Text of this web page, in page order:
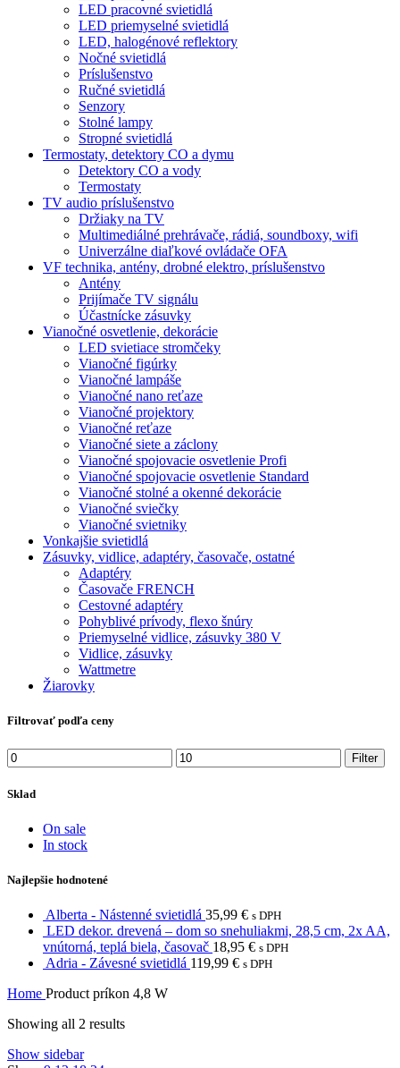
LED pracovné svietidlá
LED priemyselné svietidlá
LED, halogénové reflektory
Nočné svietidlá
Príslušenstvo
Ručné svietidlá
Senzory
Stolné lampy
Stropné svietidlá
Termostaty, detektory CO a dymu
Detektory CO a vody
Termostaty
TV audio príslušenstvo
Držiaky na TV
Multimediálné prehrávače, rádiá, soundboxy, wifi
Univerzálne diaľkové ovládače OFA
VF technika, antény, drobné elektro, príslušenstvo
Antény
Prijímače TV signálu
Účastnícke zásuvky
Vianočné osvetlenie, dekorácie
LED svietiace stromčeky
Vianočné figúrky
Vianočné lampáše
Vianočné nano reťaze
Vianočné projektory
Vianočné reťaze
Vianočné siete a záclony
Vianočné spojovacie osvetlenie Profi
Vianočné spojovacie osvetlenie Standard
Vianočné stolné a okenné dekorácie
Vianočné sviečky
Vianočné svietniky
Vonkajšie svietidlá
Zásuvky, vidlice, adaptéry, časovače, ostatné
Adaptéry
Časovače FRENCH
Cestovné adaptéry
Pohyblivé prívody, flexo šnúry
Priemyselné vidlice, zásuvky 380 V
Vidlice, zásuvky
Wattmetre
Žiarovky
Filtrovať podľa ceny
Min
price
Max
price
Filter
Sklad
On sale
In stock
Najlepšie hodnotené
Alberta - Nástenné svietidlá 35,99 € s DPH
LED dekor. drevená – dom so snehuliakmi, 28,5 cm, 2x AA,
vnútorná, teplá biela, časovač 18,95 € s DPH
Adria - Závesné svietidlá 119,99 € s DPH
Home Product príkon 4,8 W
Showing all 2 results
Show sidebar